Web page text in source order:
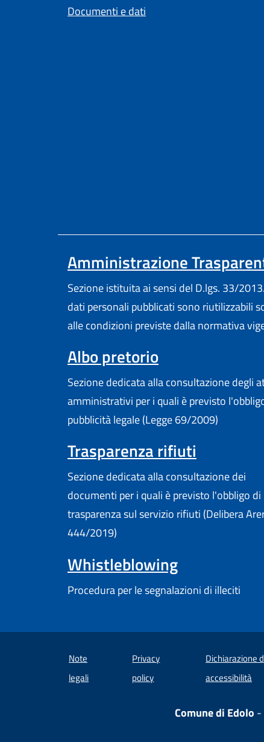
Documenti e dati
Amministrazione
Sezione istituita ai sensi del D.lgs. 33/
dati personali pubblicati sono riutilizzabili
alle condizioni previste dalla normativa
Albo pretorio
Sezione dedicata alla consultazione degli
amministrativi per i quali è previsto
pubblicità legale (Legge 69/2009)
Trasparenza rifiuti
Sezione dedicata alla consultazione dei
documenti per i quali è previsto l'obbligo di
trasparenza sul servizio rifiuti (Delibera
444/2019)
Whistleblowing
Procedura per le segnalazioni di illeciti
Note
legali
Privacy
policy
Dichiarazione
accessibilità
Comune di Edolo -